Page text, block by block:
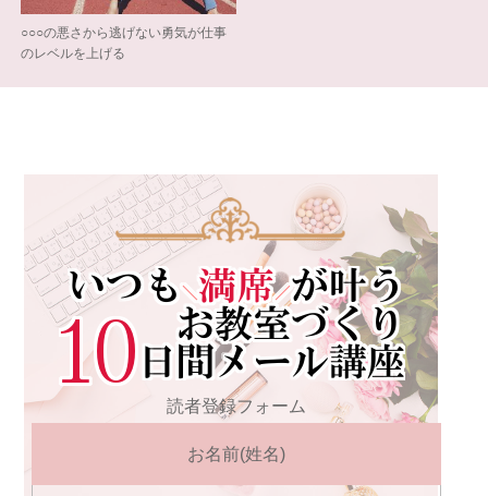
○○○の悪さから逃げない勇気が仕事
のレベルを上げる
読者登録フォーム
お名前(姓名)